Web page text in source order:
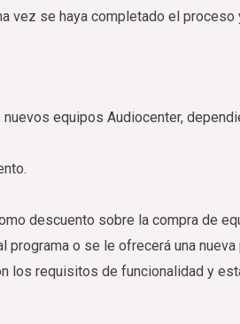
vez se haya completado el
equipos Audiocenter,
descuento sobre la compra de
programa o se le ofrecerá una
los requisitos de funcionalidad y